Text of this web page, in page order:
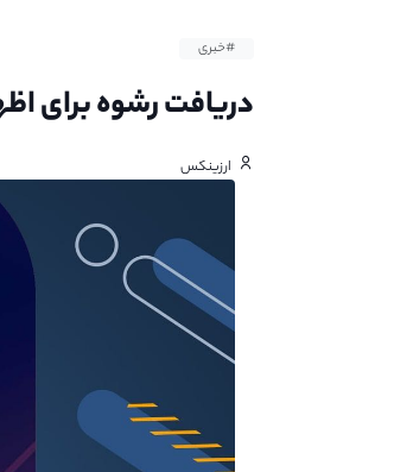
#خبری
دریافت رشوه برای
ارزینکس